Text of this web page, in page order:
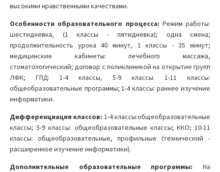
высокими нравственными качествами.
Особенности образовательного процесса: Режим работы:
шестидневка, (1 классы - пятидневка); одна смена;
продолжительность урока 40 минут, 1 классы - 35 минут;
медицинские кабинеты: лечебного массажа,
стоматологический; договор с поликлиникой на открытие групп
ЛФК; ГПД: 1-4 классы, 5-9 классы. 1-11 классы:
общеобразовательные программы; 1-4 классы: раннее изучение
информатики.
Дифференциация классов: 1-4 классы:общеобразовательные
классы; 5-9 классы: общеобразовательные классы; ККО; 10-11
классы: общеобразовательные, профильные (технический -
расширенное изучение информатики).
Дополнительные образовательные программы: На